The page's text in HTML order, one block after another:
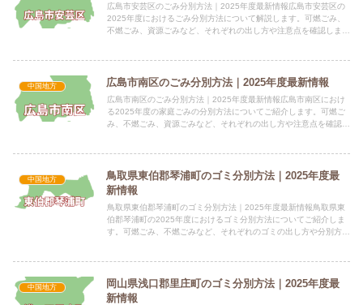
広島市安芸区のごみ分別方法｜2025年度最新情報広島市安芸区の
2025年度におけるごみ分別方法について解説します。可燃ごみ、
不燃ごみ、資源ごみなど、それぞれの出し方や注意点を確認しまし
中国地方 広島市南区のごみ分別方法｜2025年度最新情報
広島市南区のごみ分別方法｜2025年度最新情報広島市南区におけ
る2025年度の家庭ごみの分別方法についてご紹介します。可燃ご
み、不燃ごみ、資源ごみなど、それぞれの出し方や注意点を確認し
中国地方
鳥取県東伯郡琴浦町のゴミ分別方法｜2025年度最
新情報
鳥取県東伯郡琴浦町のゴミ分別方法｜2025年度最新情報鳥取県東
伯郡琴浦町の2025年度におけるゴミ分別方法についてご紹介しま
す。可燃ごみ、不燃ごみなど、それぞれのゴミの出し方や分別方法
中国地方
岡山県浅口郡里庄町のゴミ分別方法｜2025年度最
新情報